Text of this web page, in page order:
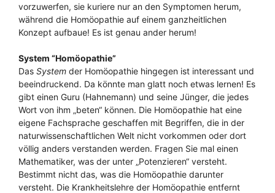
vorzuwerfen, sie kuriere nur an den Symptomen herum,
während die Homöopathie auf einem ganzheitlichen
Konzept aufbaue! Es ist genau ander herum!
System “Homöopathie”
Das System der Homöopathie hingegen ist interessant und
beeindruckend. Da könnte man glatt noch etwas lernen! Es
gibt einen Guru (Hahnemann) und seine Jünger, die jedes
Wort von ihm „beten“ können. Die Homöopathie hat eine
eigene Fachsprache geschaffen mit Begriffen, die in der
naturwissenschaftlichen Welt nicht vorkommen oder dort
völlig anders verstanden werden. Fragen Sie mal einen
Mathematiker, was der unter „Potenzieren“ versteht.
Bestimmt nicht das, was die Homöopathie darunter
versteht. Die Krankheitslehre der Homöopathie entfernt